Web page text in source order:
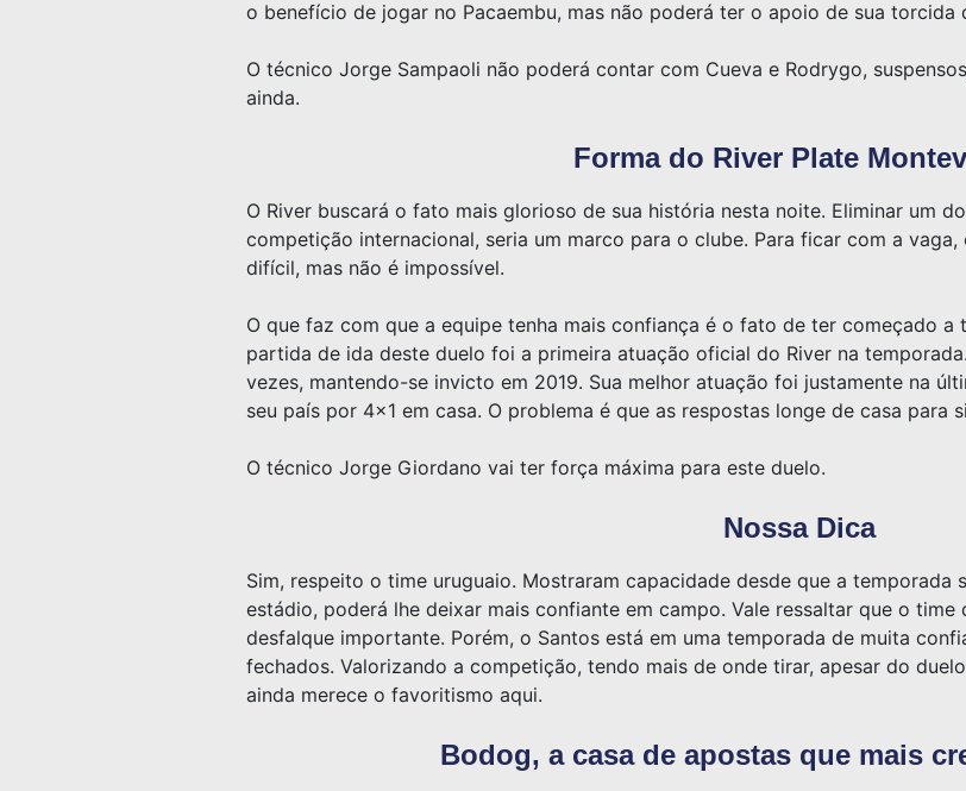
o benefício de jogar no Pacaembu, mas não poderá ter o apoio de sua torcida
O técnico Jorge Sampaoli não poderá contar com Cueva e Rodrygo,
ainda.
Forma do River Plate
O River buscará o fato mais glorioso de sua história nesta noite. Eliminar um
competição internacional, seria um marco para o clube. Para ficar com a
difícil, mas não é impossível.
O que faz com que a equipe tenha mais confiança é o fato de ter começado
partida de ida deste duelo foi a primeira atuação oficial do River na
vezes, mantendo-se invicto em 2019. Sua melhor atuação foi justamente na
seu país por 4×1 em casa. O problema é que as respostas longe de casa para
O técnico Jorge Giordano vai ter força máxima para este duelo.
Nossa Dica
Sim, respeito o time uruguaio. Mostraram capacidade desde que a
estádio, poderá lhe deixar mais confiante em campo. Vale ressaltar que o
desfalque importante. Porém, o Santos está em uma temporada de muita
fechados. Valorizando a competição, tendo mais de onde tirar, apesar do
ainda merece o favoritismo aqui.
Bodog, a casa de apostas que mais